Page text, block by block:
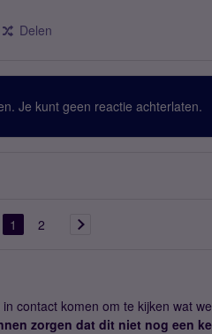
Delen
Je kunt geen reactie achterlaten.
1 2
contact komen om te kijken wat
zorgen dat dit niet nog een